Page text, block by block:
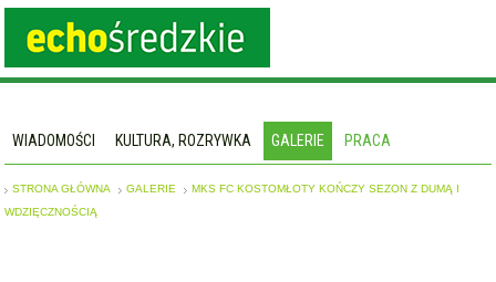
WIADOMOŚCI KULTURA, ROZRYWKA GALERIE PRACA
STRONA GŁÓWNA GALERIE
MKS FC KOSTOMŁOTY KOŃCZY SEZON Z DUMĄ I
WDZIĘCZNOŚCIĄ